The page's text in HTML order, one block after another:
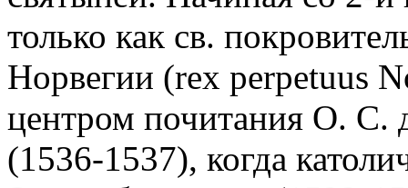
только как св.
Норвегии (rex perpetuus
центром почитания О. С.
(1536-1537), когда